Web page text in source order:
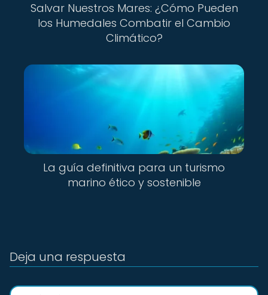
Salvar Nuestros Mares: ¿Cómo Pueden
los Humedales Combatir el Cambio
Climático?
La guía definitiva para un turismo
marino ético y sostenible
Deja una respuesta